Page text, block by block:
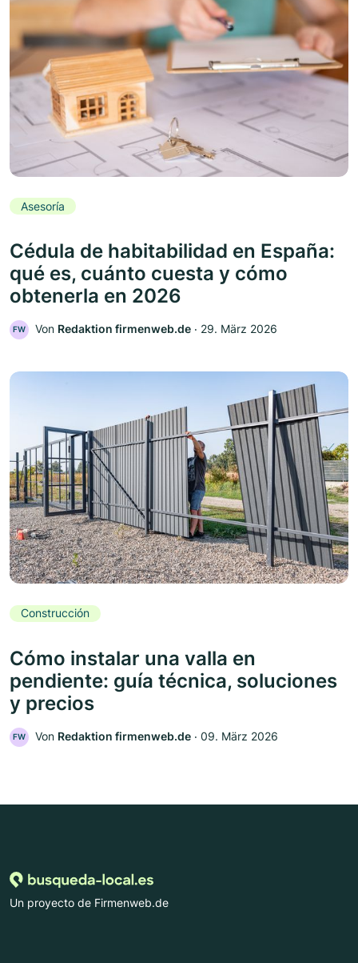
Asesoría
Cédula de habitabilidad en España:
qué es, cuánto cuesta y cómo
obtenerla en 2026
FW Von Redaktion firmenweb.de ‧ 29. März 2026
Construcción
Cómo instalar una valla en
pendiente: guía técnica, soluciones
y precios
FW Von Redaktion firmenweb.de ‧ 09. März 2026
Un proyecto de Firmenweb.de